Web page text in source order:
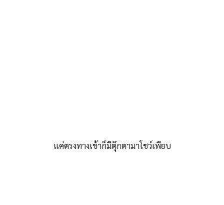
แค่ตรงทางเข้าก็มีตุ๊กตามาโชว์เพียบ